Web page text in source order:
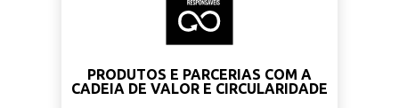
PRODUTOS E PARCERIAS COM A
CADEIA DE VALOR E CIRCULARIDADE